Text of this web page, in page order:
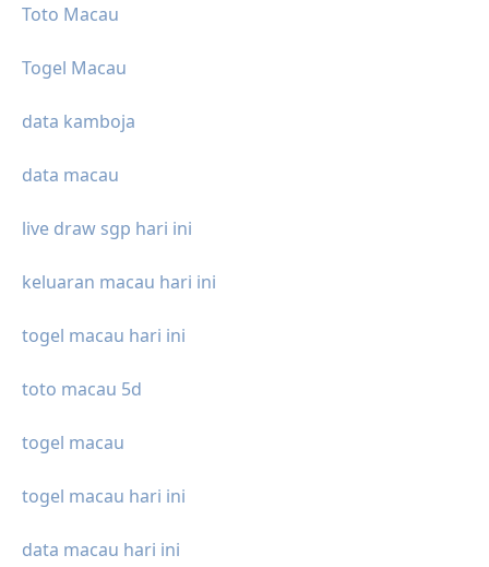
Toto Macau
Togel Macau
data kamboja
data macau
live draw sgp hari ini
keluaran macau hari ini
togel macau hari ini
toto macau 5d
togel macau
togel macau hari ini
data macau hari ini